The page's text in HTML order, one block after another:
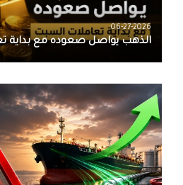
06-27-2026
الذهب يواصل صعوده مع بداية